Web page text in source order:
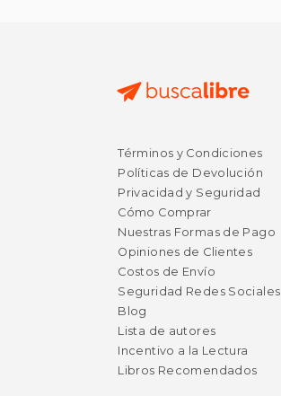
$ 99.96
Términos y Condiciones
Políticas de Devolución
Privacidad y Seguridad
Cómo Comprar
Nuestras Formas de Pago
Opiniones de Clientes
Costos de Envío
Seguridad Redes Sociales
Blog
Lista de autores
Incentivo a la Lectura
Libros Recomendados